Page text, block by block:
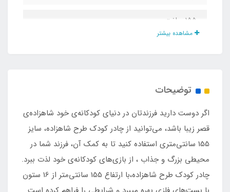
155 سانت
مناسب برای بازی تا سن
10 سال
وزن چادر
1 کیلو
مشاهده بیشتر
توضیحات
اگر دوست دارید فرزندتان در دنیای کودکانه‌ی خود شاهزاده‌ی
قصر زیبا باشد، می‌توانید از چادر کودک طرح شاهزاده، سایز
155 سانتی‌متری استفاده کنید تا به کمک آن، فرزند شما در
محیطی بزرگ و جذاب ، از بازی‌های کودکانه‌ی خود لذت ببرد.
چادر کودک طرح شاهزاده،با ارتفاع 155 سانتی‌متر از 16 ستون